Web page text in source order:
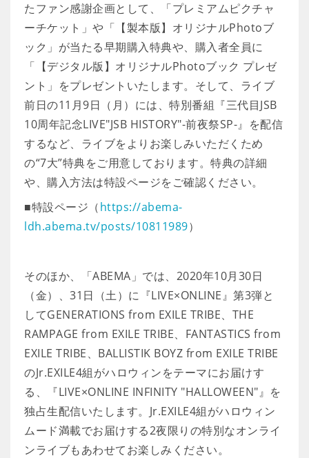
たファン感謝企画として、「プレミアムピクチャ
ーチケット」や「【製本版】オリジナルPhotoブ
ック」が当たる早期購入特典や、購入者全員に
「【デジタル版】オリジナルPhotoブック プレゼ
ント」をプレゼントいたします。そして、ライブ
前日の11月9日（月）には、特別番組『三代目JSB
10周年記念LIVE"JSB HISTORY"-前夜祭SP-』を配信
するなど、ライブをよりお楽しみいただくため
の“7大”特典をご用意しております。特典の詳細
や、購入方法は特設ページをご確認ください。
■特設ページ（https://abema-
ldh.abema.tv/posts/10811989）
そのほか、「ABEMA」では、2020年10月30日
（金）、31日（土）に『LIVE×ONLINE』第3弾と
してGENERATIONS from EXILE TRIBE、THE
RAMPAGE from EXILE TRIBE、FANTASTICS from
EXILE TRIBE、BALLISTIK BOYZ from EXILE TRIBE
のJr.EXILE4組がハロウィンをテーマにお届けす
る、『LIVE×ONLINE INFINITY "HALLOWEEN"』を
独占生配信いたします。Jr.EXILE4組がハロウィン
ムード満載でお届けする2夜限りの特別なオンライ
ンライブもあわせてお楽しみください。